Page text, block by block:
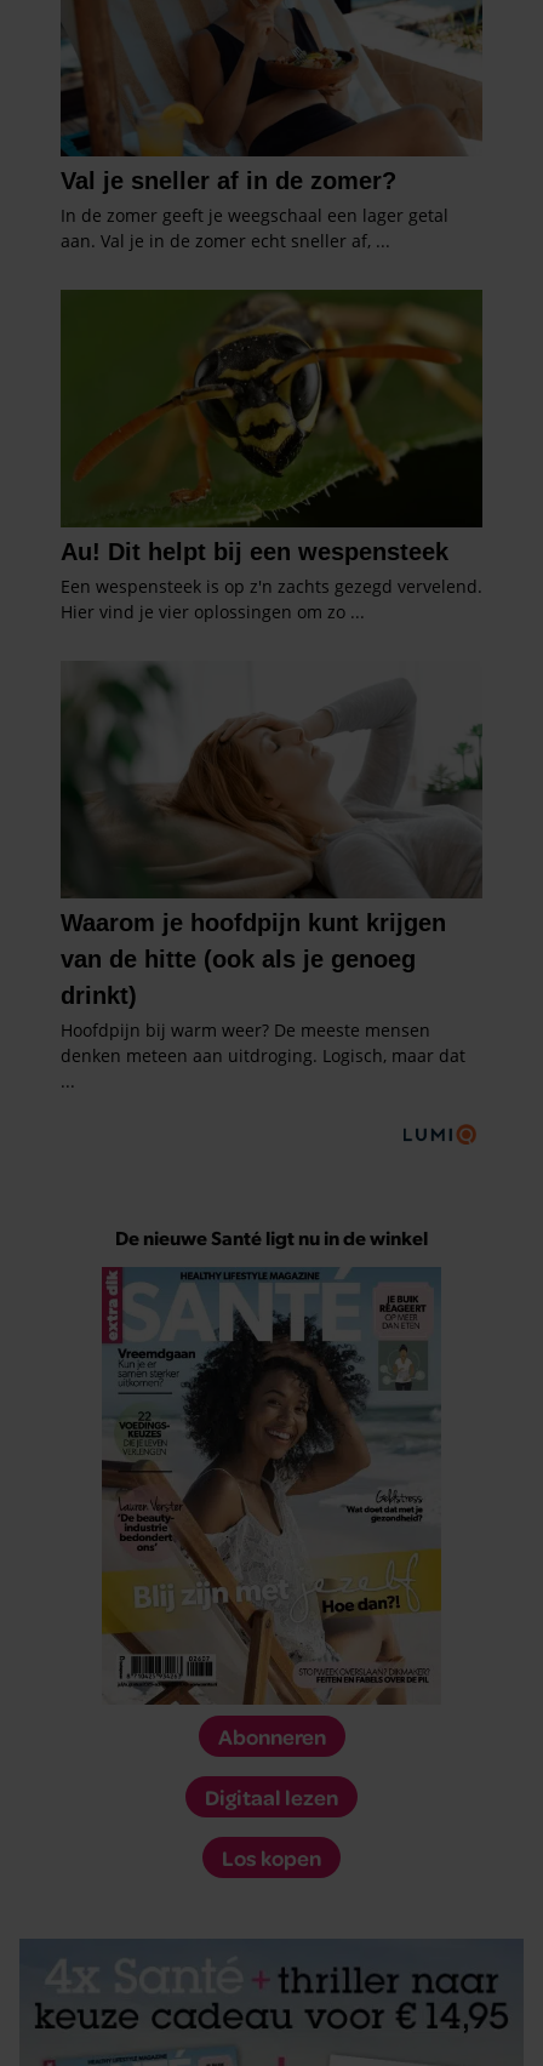
De nieuwe Santé ligt nu in de winkel
Abonneren
Digitaal lezen
Los kopen